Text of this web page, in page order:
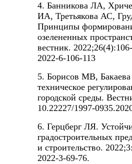
4. Банникова ЛА,
ИА, Третьякова АС,
Принципы
озелененных
вестник.
2022-6-106-113
5. Борисов МВ,
техническое
городской среды.
10.22227/1997-
6. Герцберг ЛЯ.
градостроительных
и строительство.
2022-3-69-76.